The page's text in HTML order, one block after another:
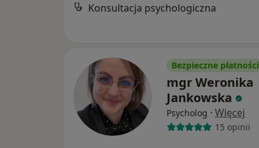
Konsultacja psychologiczna
Bezpieczne płatności
mgr Weronika
Jankowska
Psycholog · Więcej
15 opinii